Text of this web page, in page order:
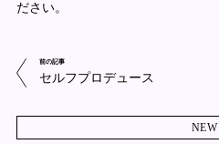
ださい。
前の記事
セルフプロデュース
NEW